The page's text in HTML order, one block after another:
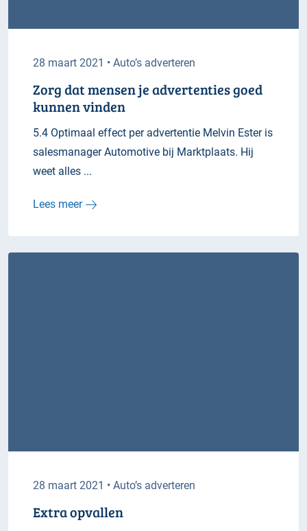
28 maart 2021 • Auto’s adverteren
Zorg dat mensen je advertenties goed
kunnen vinden
5.4 Optimaal effect per advertentie Melvin Ester is
salesmanager Automotive bij Marktplaats. Hij
weet alles ...
Lees meer
28 maart 2021 • Auto’s adverteren
Extra opvallen